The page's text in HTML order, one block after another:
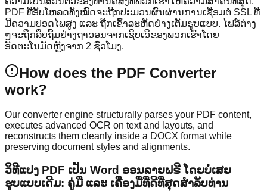
PDF ທີ່ອັບໂຫລດທັງໝົດຈະຖືກປະມວນຜົນຜ່ານການເຊື່ອມຕໍ່ SSL ທີ່
ມີຄວາມປອດໄພສູງ ແລະ ຖືກເຂົ້າລະຫັດຢ່າງເຕັມຮູບແບບ. ໄຟລ໌ຕ່າງ
ໆຈະຖືກລຶບຖິ້ມຢ່າງຖາວອນຈາກເຊີບເວີຂອງພວກເຮົາໂດຍ
ອັດຕະໂນມັດຫຼັງຈາກ 2 ຊົ່ວໂມງ.
How does the PDF Converter
work?
Our converter engine structurally parses your PDF content,
executes advanced OCR on text and layouts, and
reconstructs them cleanly inside a DOCX format while
preserving document styles and alignments.
ວິທີແປງ PDF ເປັນ Word ອອນລາຍຟຣີ ໂດຍບໍ່ເສຍ
ຮູບແບບເດີມ: ຄູ່ມື ແລະ ເຄື່ອງມືທີ່ດີທີ່ສຸດສໍາລັບທ່ານ